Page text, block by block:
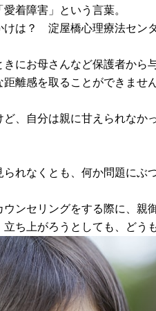
着障害」という言葉。
は？ 淀屋橋心理療法セン
きにお母さんなど保護者か
離感を取ることができま
、自分は親に甘えられな
れなくとも、何か問題に
ウンセリングをする際に、
ち上がろうとしても、どう